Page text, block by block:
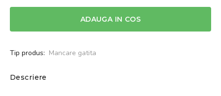
ADAUGA IN COS
Tip produs: Mancare gatita
Descriere